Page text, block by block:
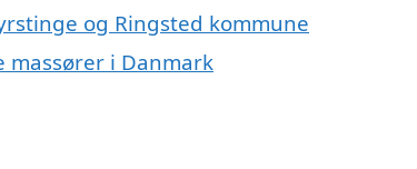
og Ringsted kommune
i Danmark